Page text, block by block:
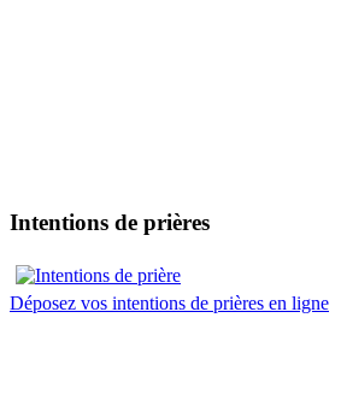
Intentions de prières
Déposez vos intentions de prières en ligne